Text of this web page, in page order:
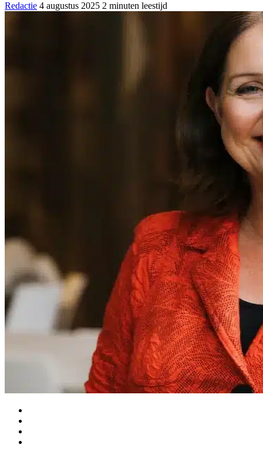
Redactie 4 augustus 2025 2 minuten leestijd